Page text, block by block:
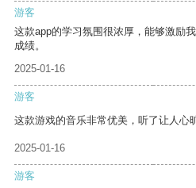
游客
这款app的学习氛围很浓厚，能够激励
成绩。
2025-01-16
游客
这款游戏的音乐非常优美，听了让人心
2025-01-16
游客